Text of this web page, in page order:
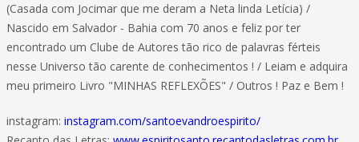
(Casada com Jocimar que me deram a Neta linda Letícia) /
Nascido em Salvador - Bahia com 70 anos e feliz por ter
encontrado um Clube de Autores tão rico de palavras férteis
nesse Universo tão carente de conhecimentos ! / Leiam e adquira
meu primeiro Livro "MINHAS REFLEXÕES" / Outros ! Paz e Bem !
instagram: instagram.com/santoevandroespirito/